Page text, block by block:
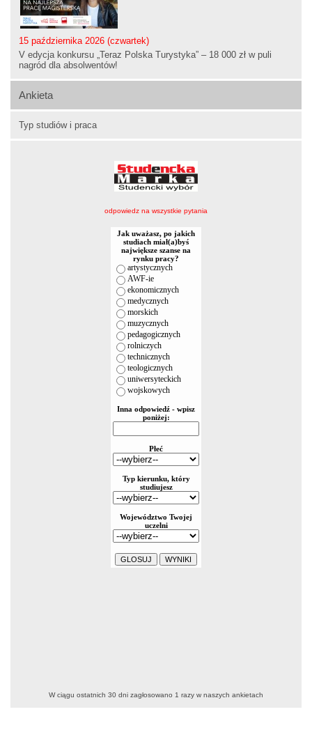
15 października 2026 (czwartek)
V edycja konkursu „Teraz Polska Turystyka” – 18 000 zł w puli
nagród dla absolwentów!
Ankieta
Typ studiów i praca
odpowiedz na wszystkie pytania
W ciągu ostatnich 30 dni zagłosowano 1 razy w naszych ankietach